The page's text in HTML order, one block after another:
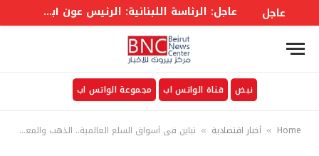
عاجل عاجل: الرئاسة اللبنانية: الرئيس عون أبلغ الوزراء أن واشنطن ستعمل على معالجة وقف إطلاق النار والمناطق التجريبية
نبض قناة الواتس اب مجموعة الواتس اب
Home
» أخبار اقتصادية » تباين في أسواق السلع العالمية.. الذهب والمعادن الثمينة تتراجع والنفط يواصل الارتفاع